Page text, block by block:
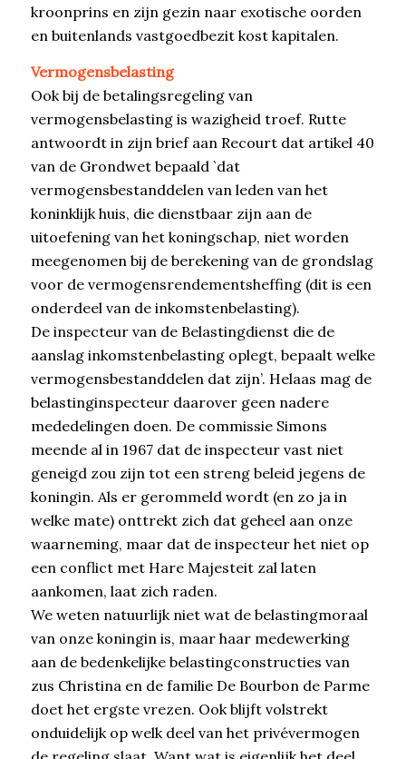
kroonprins en zijn gezin naar exotische oorden
en buitenlands vastgoedbezit kost kapitalen.
Vermogensbelasting
Ook bij de betalingsregeling van
vermogensbelasting is wazigheid troef. Rutte
antwoordt in zijn brief aan Recourt dat artikel 40
van de Grondwet bepaald `dat
vermogensbestanddelen van leden van het
koninklijk huis, die dienstbaar zijn aan de
uitoefening van het koningschap, niet worden
meegenomen bij de berekening van de grondslag
voor de vermogensrendementsheffing (dit is een
onderdeel van de inkomstenbelasting).
De inspecteur van de Belastingdienst die de
aanslag inkomstenbelasting oplegt, bepaalt welke
vermogensbestanddelen dat zijn’. Helaas mag de
belastinginspecteur daarover geen nadere
mededelingen doen. De commissie Simons
meende al in 1967 dat de inspecteur vast niet
geneigd zou zijn tot een streng beleid jegens de
koningin. Als er gerommeld wordt (en zo ja in
welke mate) onttrekt zich dat geheel aan onze
waarneming, maar dat de inspecteur het niet op
een conflict met Hare Majesteit zal laten
aankomen, laat zich raden.
We weten natuurlijk niet wat de belastingmoraal
van onze koningin is, maar haar medewerking
aan de bedenkelijke belastingconstructies van
zus Christina en de familie De Bourbon de Parme
doet het ergste vrezen. Ook blijft volstrekt
onduidelijk op welk deel van het privévermogen